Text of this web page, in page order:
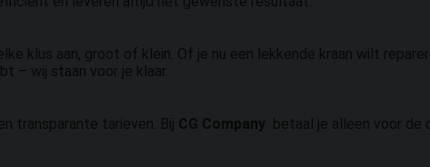
klus aan, groot of klein. Of je nu een lekkende kraan wilt
– wij staan voor je klaar.
transparante tarieven. Bij CG Company betaal je alleen voor de